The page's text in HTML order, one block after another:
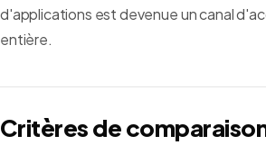
d'applications est devenue un canal
entière.
Critères de